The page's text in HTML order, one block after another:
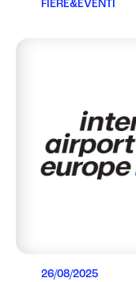
FIERE&EVENTI
26/08/2025